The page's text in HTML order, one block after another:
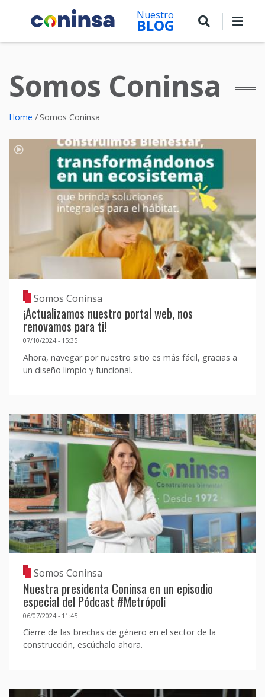
Nuestro
BLOG
Somos Coninsa
Breadcrumb
Home Somos Coninsa
Somos Coninsa
¡Actualizamos nuestro portal web, nos
renovamos para ti!
07/10/2024 - 15:35
Ahora, navegar por nuestro sitio es más fácil, gracias a
un diseño limpio y funcional.
Somos Coninsa
Nuestra presidenta Coninsa en un episodio
especial del Pódcast #Metrópoli
06/07/2024 - 11:45
Cierre de las brechas de género en el sector de la
construcción, escúchalo ahora.